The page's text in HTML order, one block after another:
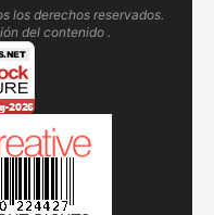
los derechos reservados.
del contenido .